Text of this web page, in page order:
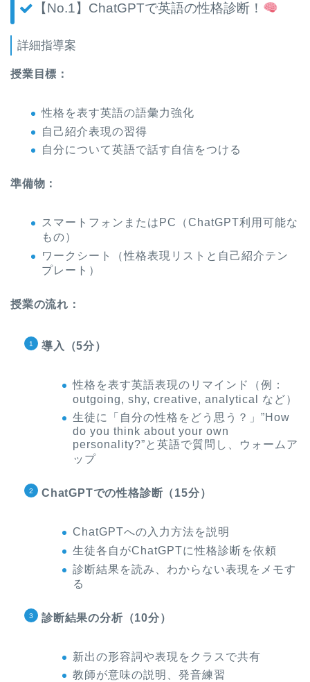
【No.1】ChatGPTで英語の性格診断！
詳細指導案
授業目標：
性格を表す英語の語彙力強化
自己紹介表現の習得
自分について英語で話す自信をつける
準備物：
スマートフォンまたはPC（ChatGPT利用可能な
もの）
ワークシート（性格表現リストと自己紹介テン
プレート）
授業の流れ：
導入（5分）
性格を表す英語表現のリマインド（例：
outgoing, shy, creative, analytical など）
生徒に「自分の性格をどう思う？」”How
do you think about your own
personality?”と英語で質問し、ウォームア
ップ
ChatGPTでの性格診断（15分）
ChatGPTへの入力方法を説明
生徒各自がChatGPTに性格診断を依頼
診断結果を読み、わからない表現をメモす
る
診断結果の分析（10分）
新出の形容詞や表現をクラスで共有
教師が意味の説明、発音練習